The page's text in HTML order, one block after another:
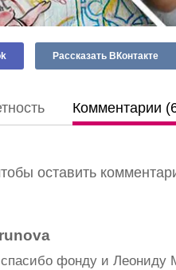
Рассказать ВКонтакте
Комментарии
оставить
фонду и Леониду